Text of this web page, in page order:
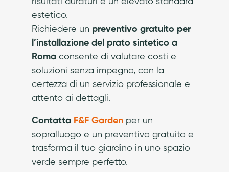
estetico.
Richiedere un preventivo gratuito per
l’installazione del prato sintetico a
Roma consente di valutare costi e
soluzioni senza impegno, con la
certezza di un servizio professionale e
attento ai dettagli.
Contatta F&F Garden per un
sopralluogo e un preventivo gratuito e
trasforma il tuo giardino in uno spazio
verde sempre perfetto.